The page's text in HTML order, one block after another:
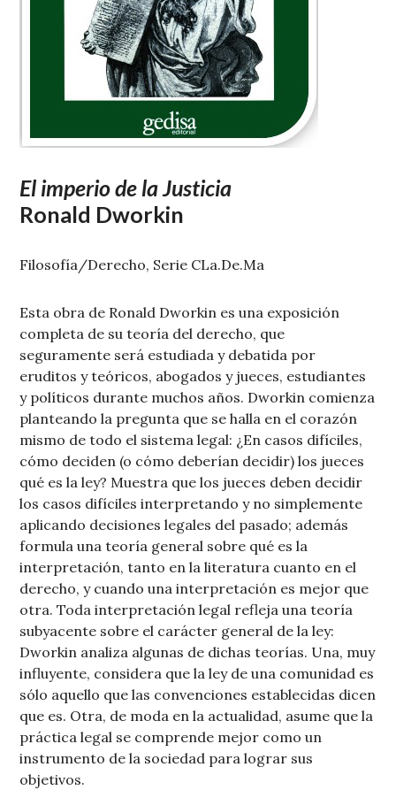
El imperio de la Justicia
Ronald Dworkin
Filosofía/Derecho, Serie CLa.De.Ma
Esta obra de Ronald Dworkin es una exposición
completa de su teoría del derecho, que
seguramente será estudiada y debatida por
eruditos y teóricos, abogados y jueces, estudiantes
y políticos durante muchos años. Dworkin comienza
planteando la pregunta que se halla en el corazón
mismo de todo el sistema legal: ¿En casos difíciles,
cómo deciden (o cómo deberían decidir) los jueces
qué es la ley? Muestra que los jueces deben decidir
los casos difíciles interpretando y no simplemente
aplicando decisiones legales del pasado; además
formula una teoría general sobre qué es la
interpretación, tanto en la literatura cuanto en el
derecho, y cuando una interpretación es mejor que
otra. Toda interpretación legal refleja una teoría
subyacente sobre el carácter general de la ley:
Dworkin analiza algunas de dichas teorías. Una, muy
influyente, considera que la ley de una comunidad es
sólo aquello que las convenciones establecidas dicen
que es. Otra, de moda en la actualidad, asume que la
práctica legal se comprende mejor como un
instrumento de la sociedad para lograr sus
objetivos.